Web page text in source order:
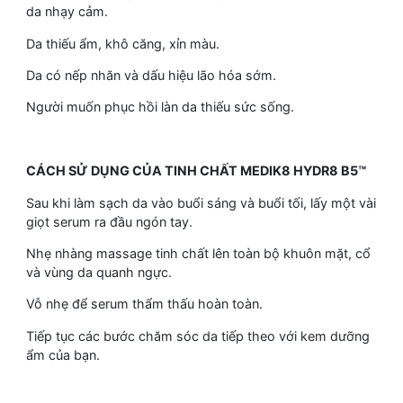
da nhạy cảm.
Da thiếu ẩm, khô căng, xỉn màu.
Da có nếp nhăn và dấu hiệu lão hóa sớm.
Người muốn phục hồi làn da thiếu sức sống.
CÁCH SỬ DỤNG CỦA TINH CHẤT MEDIK8 HYDR8 B5™
Sau khi làm sạch da vào buổi sáng và buổi tối, lấy một vài
giọt serum ra đầu ngón tay.
Nhẹ nhàng massage tinh chất lên toàn bộ khuôn mặt, cổ
và vùng da quanh ngực.
Vỗ nhẹ để serum thẩm thấu hoàn toàn.
Tiếp tục các bước chăm sóc da tiếp theo với kem dưỡng
ẩm của bạn.